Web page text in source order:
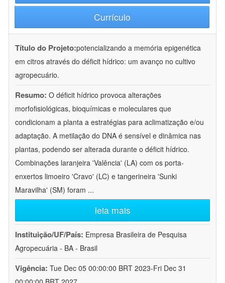
Currículo
Título do Projeto:potencializando a memória epigenética
em citros através do déficit hídrico: um avanço no cultivo
agropecuário.
Resumo: O déficit hídrico provoca alterações
morfofisiológicas, bioquímicas e moleculares que
condicionam a planta a estratégias para aclimatização e/ou
adaptação. A metilação do DNA é sensível e dinâmica nas
plantas, podendo ser alterada durante o déficit hídrico.
Combinações laranjeira 'Valência' (LA) com os porta-
enxertos limoeiro 'Cravo' (LC) e tangerineira 'Sunki
Maravilha' (SM) foram ...
leia mais
Instituição/UF/País: Empresa Brasileira de Pesquisa
Agropecuária - BA - Brasil
Vigência: Tue Dec 05 00:00:00 BRT 2023-Fri Dec 31